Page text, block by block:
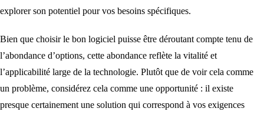
explorer son potentiel pour vos besoins spécifiques.
Bien que choisir le bon logiciel puisse être déroutant compte tenu de
l’abondance d’options, cette abondance reflète la vitalité et
l’applicabilité large de la technologie. Plutôt que de voir cela comme
un problème, considérez cela comme une opportunité : il existe
presque certainement une solution qui correspond à vos exigences